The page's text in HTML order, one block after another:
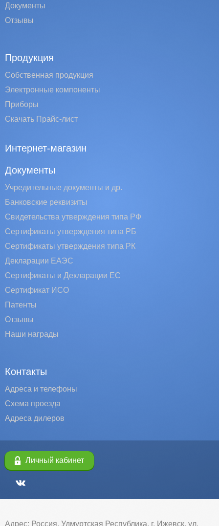
Документы
Отзывы
Продукция
Собственная продукция
Электронные компоненты
Приборы
Скачать Прайс-лист
Интернет-магазин
Документы
Учредительные документы и др.
Банковские реквизиты
Свидетельства утверждения типа РФ
Сертификаты утверждения типа РБ
Сертификаты утверждения типа РК
Декларации ЕАЭС
Сертификаты и Декларации EC
Сертификат ИСО
Патенты
Отзывы
Наши награды
Контакты
Адреса и телефоны
Схема проезда
Адреса дилеров
Личный кабинет
Адрес: Россия, Удмуртская Республика, г. Ижевск, ул.